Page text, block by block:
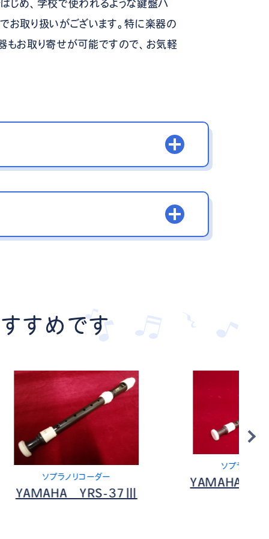
じめ、学校で使われるような鍵盤ハ
取り扱いがございます。特に楽器の
もお取り寄せが可能ですので、お気軽
すめです
37Ⅲ
ソプラノリコーダー
YAMAHA YRS-38BⅢ